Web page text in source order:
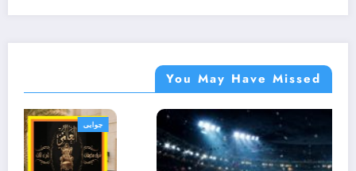
You May Have Missed
جوابى